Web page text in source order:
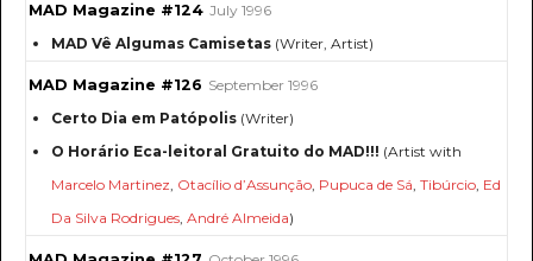
MAD Magazine #124 July 1996
MAD Vê Algumas Camisetas (Writer, Artist)
MAD Magazine #126 September 1996
Certo Dia em Patópolis (Writer)
O Horário Eca-leitoral Gratuito do MAD!!! (Artist with
Marcelo Martinez, Otacílio d’Assunção, Pupuca de Sá, Tibúrcio, Ed
Da Silva Rodrigues, André Almeida)